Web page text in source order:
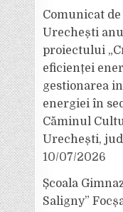
Comunicat
Urechești
proiectului
eficienței
gestionarea
energiei în
Căminul
Urechești,
10/07/2026
Școala
Saligny”